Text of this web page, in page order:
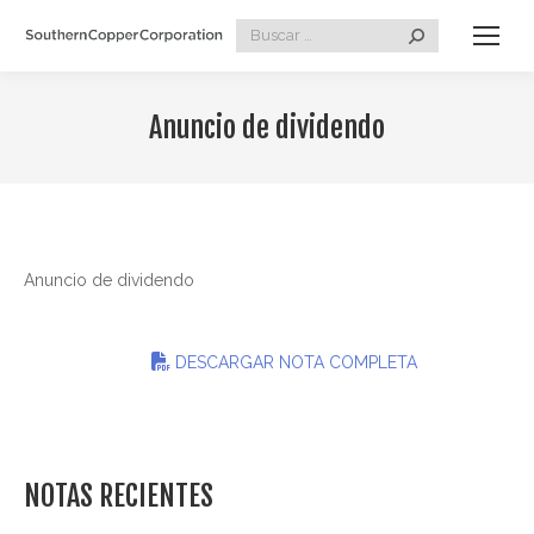
Search:
Anuncio de dividendo
Anuncio de dividendo
DESCARGAR NOTA COMPLETA
NOTAS RECIENTES